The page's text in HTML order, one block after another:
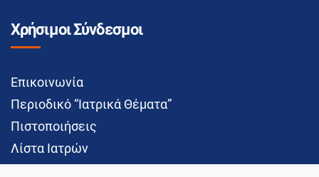
Χρήσιμοι Σύνδεσμοι
Επικοινωνία
Περιοδικό “Ιατρικά Θέματα”
Πιστοποιήσεις
Λίστα Ιατρών